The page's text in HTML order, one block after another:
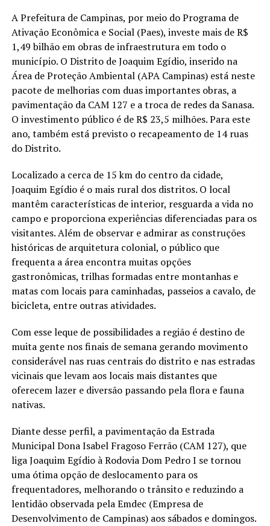
A Prefeitura de Campinas, por meio do Programa de
Ativação Econômica e Social (Paes), investe mais de R$
1,49 bilhão em obras de infraestrutura em todo o
município. O Distrito de Joaquim Egídio, inserido na
Área de Proteção Ambiental (APA Campinas) está neste
pacote de melhorias com duas importantes obras, a
pavimentação da CAM 127 e a troca de redes da Sanasa.
O investimento público é de R$ 23,5 milhões. Para este
ano, também está previsto o recapeamento de 14 ruas
do Distrito.
Localizado a cerca de 15 km do centro da cidade,
Joaquim Egídio é o mais rural dos distritos. O local
mantêm características de interior, resguarda a vida no
campo e proporciona experiências diferenciadas para os
visitantes. Além de observar e admirar as construções
históricas de arquitetura colonial, o público que
frequenta a área encontra muitas opções
gastronômicas, trilhas formadas entre montanhas e
matas com locais para caminhadas, passeios a cavalo, de
bicicleta, entre outras atividades.
Com esse leque de possibilidades a região é destino de
muita gente nos finais de semana gerando movimento
considerável nas ruas centrais do distrito e nas estradas
vicinais que levam aos locais mais distantes que
oferecem lazer e diversão passando pela flora e fauna
nativas.
Diante desse perfil, a pavimentação da Estrada
Municipal Dona Isabel Fragoso Ferrão (CAM 127), que
liga Joaquim Egídio à Rodovia Dom Pedro I se tornou
uma ótima opção de deslocamento para os
frequentadores, melhorando o trânsito e reduzindo a
lentidão observada pela Emdec (Empresa de
Desenvolvimento de Campinas) aos sábados e domingos.